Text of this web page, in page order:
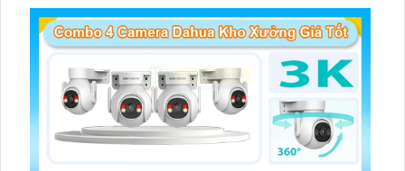
giám sát có màu vào ban đêm